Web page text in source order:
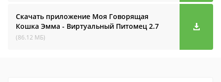
Скачать приложение Моя Говорящая
Кошка Эмма - Виртуальный Питомец 2.7
(86.12 МБ)